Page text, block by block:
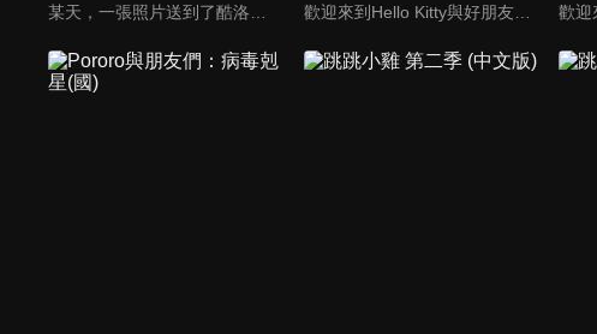
歡迎來到Hello Kitty與好朋友的超可愛大冒險!與Hello Kitty, 大眼蛙, 酷企鵝, 美樂蒂, 布丁狗還有酷洛米, 準備和朋友們一起經歷有趣的冒險吧!